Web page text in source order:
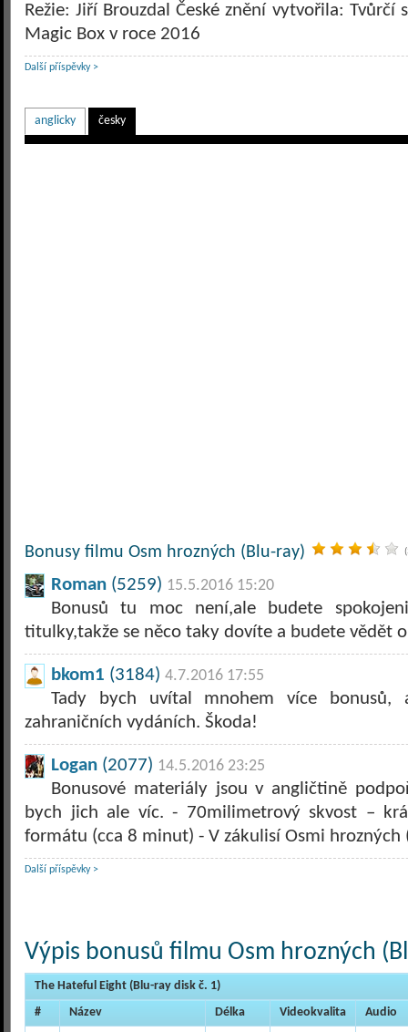
Režie: Jiří Brouzdal České znění vytvořila: Tvůrčí
Magic Box v roce 2016
Další příspěvky >
anglicky česky
Bonusy filmu Osm hrozných (Blu-ray)
Roman (5259) 15.5.2016 15:20
Bonusů tu moc není,ale budete
titulky,takže se něco taky dovíte a budete vědět
bkom1 (3184) 4.7.2016 17:55
Tady bych uvítal mnohem více
zahraničních vydáních. Škoda!
Logan (2077) 14.5.2016 23:25
Bonusové materiály jsou v angličtině
bych jich ale víc. - 70milimetrový skvost –
formátu (cca 8 minut) - V zákulisí Osmi hrozných
Další příspěvky >
Výpis bonusů filmu Osm hrozných
The Hateful Eight (Blu-ray disk č. 1)
#
Název Délka Videokvalita
Audio